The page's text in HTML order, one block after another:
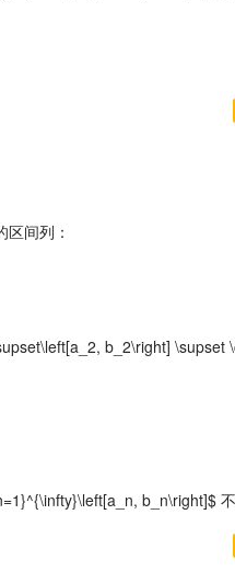
间列：
b_2\right]
b_n\right]$